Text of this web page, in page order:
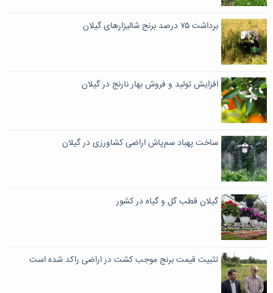
برداشت ۷۵ درصد برنج شالیزارهای گیلان
افزایش تولید و فروش بهار نارنج در گیلان
ساخت پهباد سم پاش اراضی کشاورزی در گیلان
گیلان قطب گل و گیاه در کشور
تثبیت قیمت برنج موجب کشت در اراضی راکد شده است